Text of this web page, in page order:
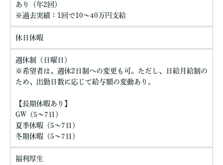
あり（年2回）
※過去実績：1回で10～40万円支給
休日休暇
週休制（日曜日）
※希望者は、週休2日制への変更も可。ただし、日給月給制の
ため、出勤日数に応じて給与額の変動あり。
【長期休暇あり】
GW（5～7日）
夏季休暇（5～7日）
冬期休暇（5～7日）
福利厚生